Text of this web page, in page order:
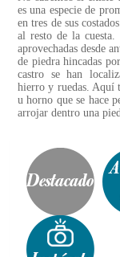
es una especie de
en tres de sus
al resto de la cuesta.
aprovechadas desde
de piedra hincadas
castro se han
hierro y ruedas. Aquí
u horno que se hace
arrojar dentro una